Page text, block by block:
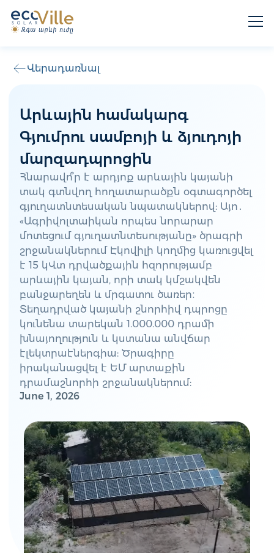
Վերադառնալ
Արևային համակարգ
Գյումրու սամբոյի և ձյուդոյի
մարզադպրոցին
Հնարավո՞ր է արդյոք արևային կայանի
տակ գտնվող հողատարածքն օգտագործել
գյուղատնտեսական նպատակներով: Այո․
«Ագրիվոլտաիկան որպես նորարար
մոտեցում գյուղատնտեսությանը» ծրագրի
շրջանակներում Էկովիլի կողմից կառուցվել
է 15 կՎտ դրվածքային հզորությամբ
արևային կայան, որի տակ կմշակվեն
բանջարեղեն և մրգատու ծառեր։
Տեղադրված կայանի շնորհիվ դպրոցը
կունենա տարեկան 1.000.000 դրամի
խնայողություն և կստանա անվճար
էլեկտրաէներգիա: Ծրագիրը
իրականացվել է ԵՄ արտաքին
դրամաշնորհի շրջանակներում:
June 1, 2026